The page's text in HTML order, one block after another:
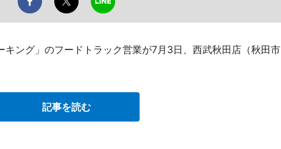
ング」のフードトラック営業が7月3日、西武秋田店（秋田市
記事を読む